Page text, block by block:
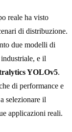
reale ha visto
di distribuzione.
due modelli di
e il
YOLOv5.
di performance e
selezionare il
applicazioni reali.